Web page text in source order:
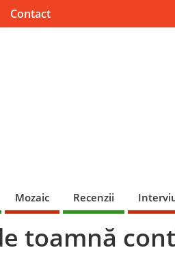
Contact
Mozaic Recenzii
toamnă